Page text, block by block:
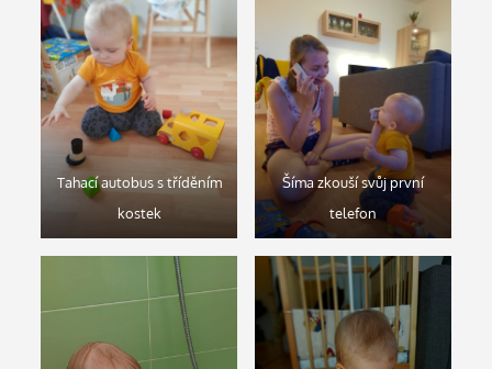
Tahací autobus s tříděním
kostek
Šíma zkouší svůj první
telefon